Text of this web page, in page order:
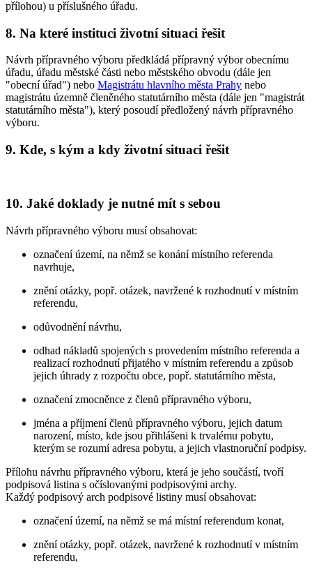
přílohou) u příslušného úřadu.
8. Na které instituci životní situaci řešit
Návrh přípravného výboru předkládá přípravný výbor obecnímu
úřadu, úřadu městské části nebo městského obvodu (dále jen
"obecní úřad") nebo Magistrátu hlavního města Prahy nebo
magistrátu územně členěného statutárního města (dále jen "magistrát
statutárního města"), který posoudí předložený návrh přípravného
výboru.
9. Kde, s kým a kdy životní situaci řešit
10. Jaké doklady je nutné mít s sebou
Návrh přípravného výboru musí obsahovat:
označení území, na němž se konání místního referenda
navrhuje,
znění otázky, popř. otázek, navržené k rozhodnutí v místním
referendu,
odůvodnění návrhu,
odhad nákladů spojených s provedením místního referenda a
realizací rozhodnutí přijatého v místním referendu a způsob
jejich úhrady z rozpočtu obce, popř. statutárního města,
označení zmocněnce z členů přípravného výboru,
jména a příjmení členů přípravného výboru, jejich datum
narození, místo, kde jsou přihlášeni k trvalému pobytu,
kterým se rozumí adresa pobytu, a jejich vlastnoruční podpisy.
Přílohu návrhu přípravného výboru, která je jeho součástí, tvoří
podpisová listina s očíslovanými podpisovými archy.
Každý podpisový arch podpisové listiny musí obsahovat:
označení území, na němž se má místní referendum konat,
znění otázky, popř. otázek, navržené k rozhodnutí v místním
referendu,